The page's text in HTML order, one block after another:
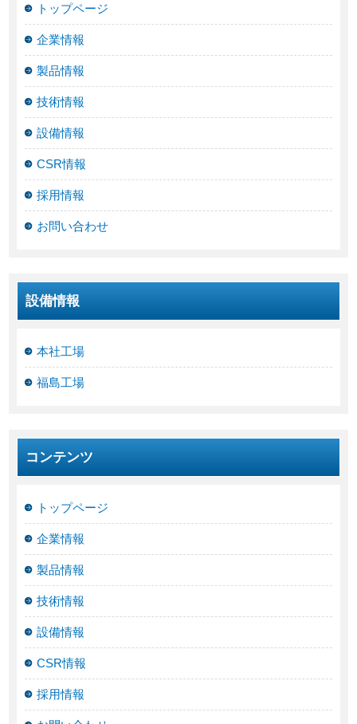
トップページ
企業情報
製品情報
技術情報
設備情報
CSR情報
採用情報
お問い合わせ
設備情報
本社工場
福島工場
コンテンツ
トップページ
企業情報
製品情報
技術情報
設備情報
CSR情報
採用情報